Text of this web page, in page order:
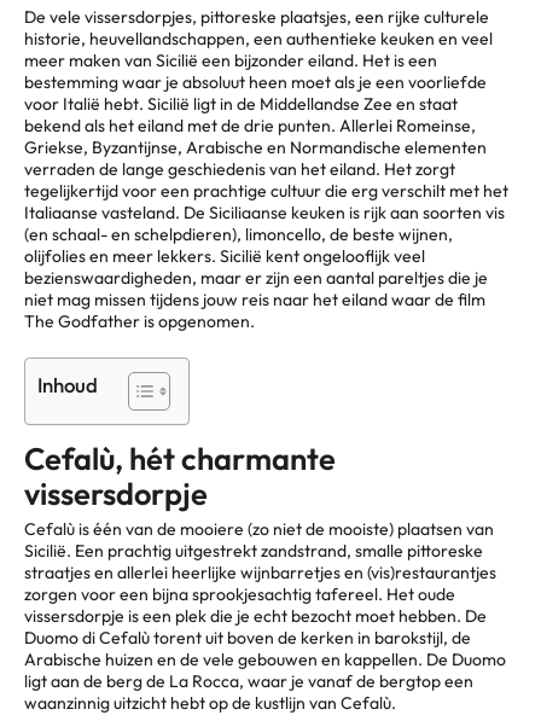
De vele vissersdorpjes, pittoreske plaatsjes, een rijke culturele
historie, heuvellandschappen, een authentieke keuken en veel
meer maken van Sicilië een bijzonder eiland. Het is een
bestemming waar je absoluut heen moet als je een voorliefde
voor Italië hebt. Sicilië ligt in de Middellandse Zee en staat
bekend als het eiland met de drie punten. Allerlei Romeinse,
Griekse, Byzantijnse, Arabische en Normandische elementen
verraden de lange geschiedenis van het eiland. Het zorgt
tegelijkertijd voor een prachtige cultuur die erg verschilt met het
Italiaanse vasteland. De Siciliaanse keuken is rijk aan soorten vis
(en schaal- en schelpdieren), limoncello, de beste wijnen,
olijfolies en meer lekkers. Sicilië kent ongelooflijk veel
bezienswaardigheden, maar er zijn een aantal pareltjes die je
niet mag missen tijdens jouw reis naar het eiland waar de film
The Godfather is opgenomen.
Inhoud
Cefalù, hét charmante
vissersdorpje
Cefalù is één van de mooiere (zo niet de mooiste) plaatsen van
Sicilië. Een prachtig uitgestrekt zandstrand, smalle pittoreske
straatjes en allerlei heerlijke wijnbarretjes en (vis)restaurantjes
zorgen voor een bijna sprookjesachtig tafereel. Het oude
vissersdorpje is een plek die je echt bezocht moet hebben. De
Duomo di Cefalù torent uit boven de kerken in barokstijl, de
Arabische huizen en de vele gebouwen en kappellen. De Duomo
ligt aan de berg de La Rocca, waar je vanaf de bergtop een
waanzinnig uitzicht hebt op de kustlijn van Cefalù.